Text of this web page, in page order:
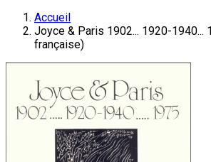
Accueil
Joyce & Paris 1902... 1920-1940...
française)